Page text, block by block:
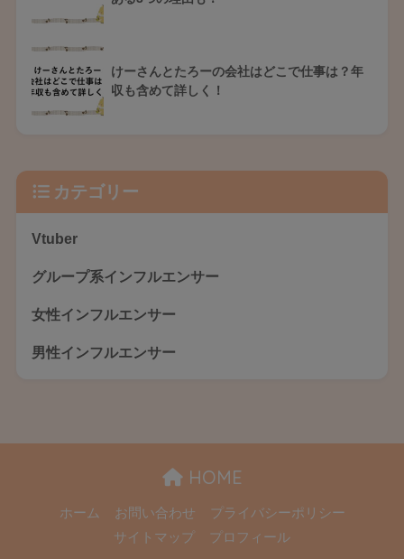
けーさんとたろーの会社はどこで仕事は？年
収も含めて詳しく！
カテゴリー
Vtuber
グループ系インフルエンサー
女性インフルエンサー
男性インフルエンサー
HOME
ホーム お問い合わせ
プライバシーポリシー
サイトマップ
プロフィール